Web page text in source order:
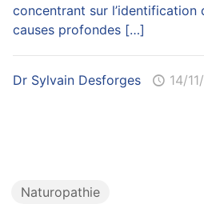
concentrant sur l’identification
causes profondes[…]
Dr Sylvain Desforges 14/
Naturopathie